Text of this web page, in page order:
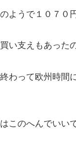
ようで１０７０
い支えもあった
わって欧州時間
このへんでいい